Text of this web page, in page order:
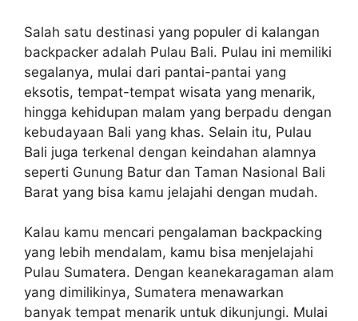
Salah satu destinasi yang populer di kalangan
backpacker adalah Pulau Bali. Pulau ini memiliki
segalanya, mulai dari pantai-pantai yang
eksotis, tempat-tempat wisata yang menarik,
hingga kehidupan malam yang berpadu dengan
kebudayaan Bali yang khas. Selain itu, Pulau
Bali juga terkenal dengan keindahan alamnya
seperti Gunung Batur dan Taman Nasional Bali
Barat yang bisa kamu jelajahi dengan mudah.
Kalau kamu mencari pengalaman backpacking
yang lebih mendalam, kamu bisa menjelajahi
Pulau Sumatera. Dengan keanekaragaman alam
yang dimilikinya, Sumatera menawarkan
banyak tempat menarik untuk dikunjungi. Mulai